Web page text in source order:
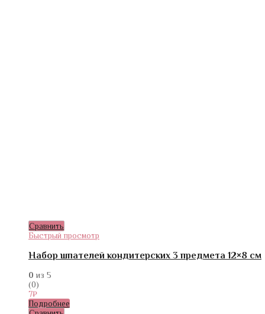
Сравнить
Быстрый просмотр
Набор шпателей кондитерских 3 предмета 12×8 см
0 из 5
(0)
7₽
Подробнее